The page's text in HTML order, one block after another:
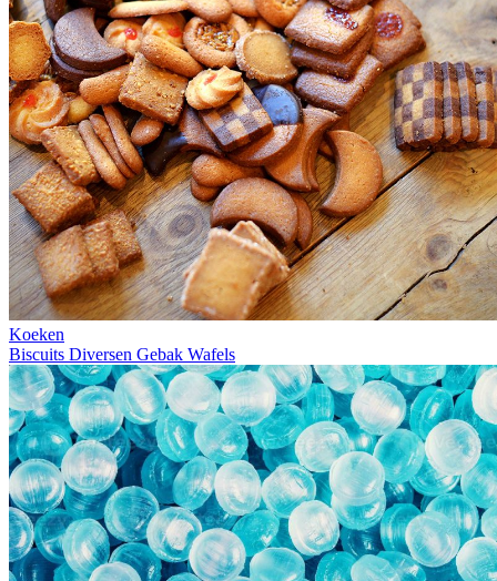
Koeken
Biscuits Diversen Gebak Wafels